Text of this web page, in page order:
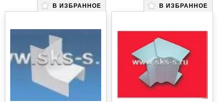
В ИЗБРАННОЕ В ИЗБРАННОЕ